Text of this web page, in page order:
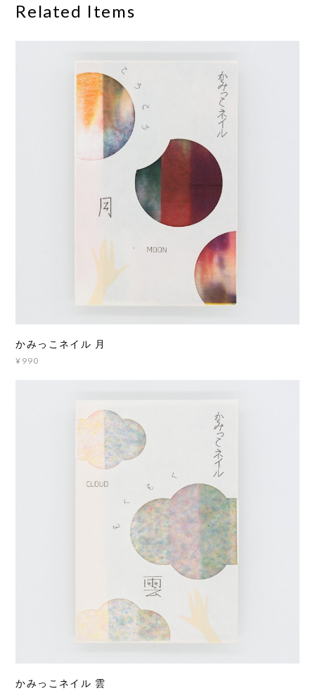
Related Items
かみっこネイル 月
¥990
かみっこネイル 雲